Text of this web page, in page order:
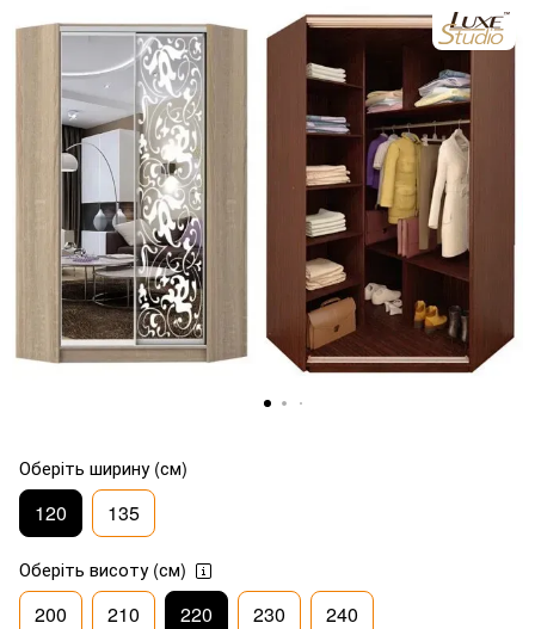
Оберіть ширину (см)
120 135
Оберіть висоту (см)
200 210 220 230 240